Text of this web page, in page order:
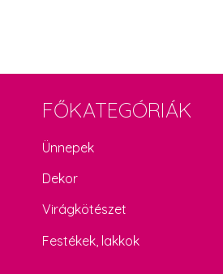
FŐKATEGÓRIÁK
Ünnepek
Dekor
Virágkötészet
Festékek, lakkok